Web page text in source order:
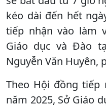
kéo dài đến hết
tiếp nhận vào làm
Giáo dục và Đào
Nguyễn Văn Huyên,
Theo Hội đồng tiếp
năm 2025, Sở Giáo